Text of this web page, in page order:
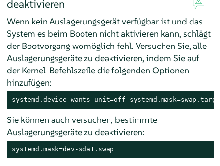
deaktivieren
Wenn kein Auslagerungsgerät verfügbar ist und das
System es beim Booten nicht aktivieren kann, schlägt
der Bootvorgang womöglich fehl. Versuchen Sie, alle
Auslagerungsgeräte zu deaktivieren, indem Sie auf
der Kernel-Befehlszeile die folgenden Optionen
hinzufügen:
systemd.device_wants_unit=off
Sie können auch versuchen, bestimmte
Auslagerungsgeräte zu deaktivieren:
systemd.mask=dev-sda1.swap